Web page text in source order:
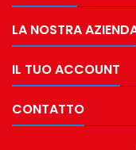
LA NOSTRA
IL TUO ACCOUNT
CONTATTO